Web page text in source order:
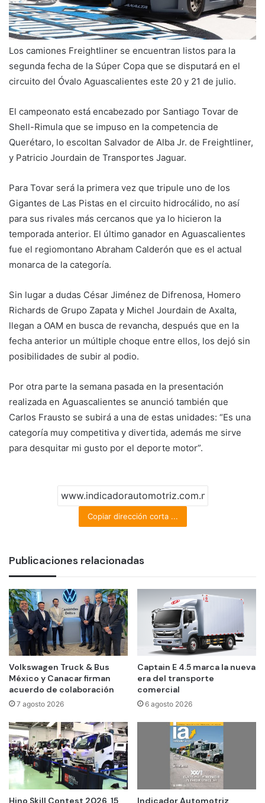
Los camiones Freightliner se encuentran listos para la
segunda fecha de la Súper Copa que se disputará en el
circuito del Óvalo Aguascalientes este 20 y 21 de julio.
El campeonato está encabezado por Santiago Tovar de
Shell-Rimula que se impuso en la competencia de
Querétaro, lo escoltan Salvador de Alba Jr. de Freightliner,
y Patricio Jourdain de Transportes Jaguar.
Para Tovar será la primera vez que tripule uno de los
Gigantes de Las Pistas en el circuito hidrocálido, no así
para sus rivales más cercanos que ya lo hicieron la
temporada anterior. El último ganador en Aguascalientes
fue el regiomontano Abraham Calderón que es el actual
monarca de la categoría.
Sin lugar a dudas César Jiménez de Difrenosa, Homero
Richards de Grupo Zapata y Michel Jourdain de Axalta,
llegan a OAM en busca de revancha, después que en la
fecha anterior un múltiple choque entre ellos, los dejó sin
posibilidades de subir al podio.
Por otra parte la semana pasada en la presentación
realizada en Aguascalientes se anunció también que
Carlos Frausto se subirá a una de estas unidades: “Es una
categoría muy competitiva y divertida, además me sirve
para desquitar mi gusto por el deporte motor”.
Copiar dirección corta ...
Publicaciones relacionadas
Volkswagen Truck & Bus
México y Canacar firman
acuerdo de colaboración
7 agosto 2026
Captain E 4.5 marca la nueva
era del transporte
comercial
6 agosto 2026
Hino Skill Contest 2026, 15 Indicador Automotriz